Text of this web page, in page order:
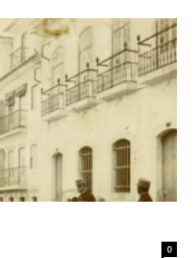
0